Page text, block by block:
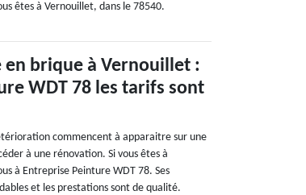
êtes à Vernouillet, dans le 78540.
en brique à Vernouillet :
WDT 78 les tarifs sont
commencent à apparaitre sur une
à une rénovation. Si vous êtes à
à Entreprise Peinture WDT 78. Ses
et les prestations sont de qualité.